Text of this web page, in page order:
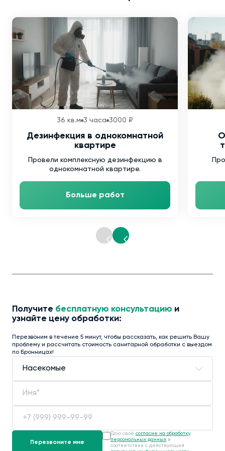
36 кв.м 3 часа 3000 ₽
Дезинфекция в однокомнатной
квартире
Провели комплексную дезинфекцию в
однокомнатной квартире.
Больше работ
Получите бесплатную консультацию и
узнайте цену обработки:
Перезвоним в течение 5 минут, чтобы рассказать, как решить Вашу
проблему и рассчитать стоимость санитарной обработки с выездом
по Бронницах!
Даю своё согласие на обработку
персональных данных в
соответствии с действующей